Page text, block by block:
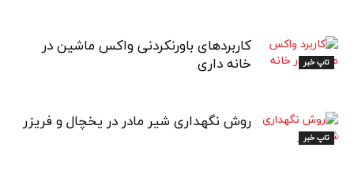
تاپ خبر
کاربردهای باورنکردنی واکس ماشین در
خانه داری
تاپ خبر
روش نگهداری شیر مادر در یخچال و فریزر